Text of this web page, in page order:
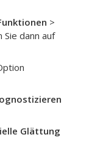
>
Sie dann auf
Glättung